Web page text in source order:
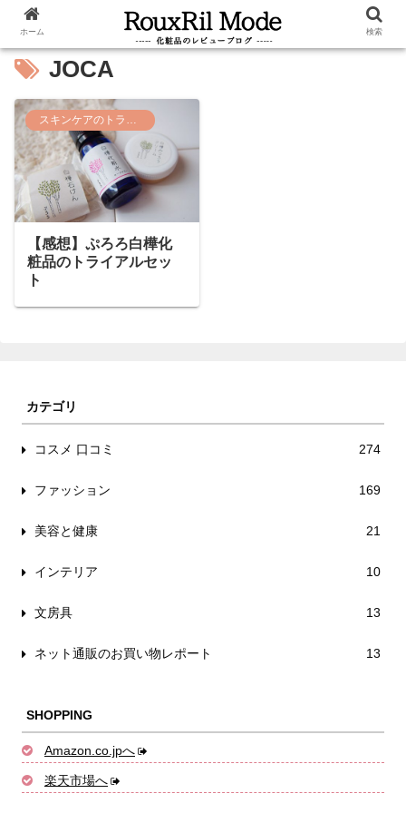
JOCA
スキンケアのトライアルセット
【感想】ぷろろ白樺化
粧品のトライアルセッ
ト
カテゴリ
コスメ 口コミ 274
ファッション 169
美容と健康 21
インテリア 10
文房具 13
ネット通販のお買い物レポート 13
SHOPPING
Amazon.co.jpへ
楽天市場へ
ホーム 検索